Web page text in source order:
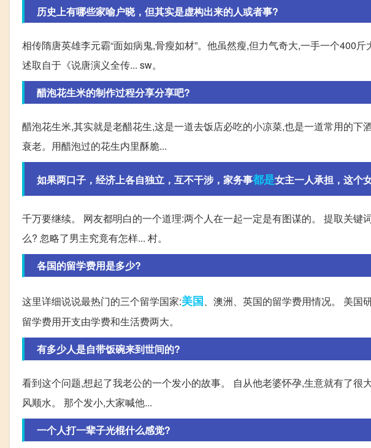
历史上有哪些家喻户晓，但其实是虚构出来的人或者事?
相传隋唐英雄李元霸“面如病鬼,骨瘦如材”。他虽然瘦,但力气奇大,一手一个400
述取自于《说唐演义全传... sw。
醋泡花生米的制作过程分享分享吧?
醋泡花生米,其实就是老醋花生,这是一道去饭店必吃的小凉菜,也是一道常用的
衰老。用醋泡过的花生内里酥脆...
如果两口子，经济上各自独立，互不干涉，家务事都是女主一人承担，这个
千万要继续。 网友都明白的一个道理:两个人在一起一定是有图谋的。 提取关键
么? 忽略了男主究竟有怎样... 村。
各国的留学费用是多少?
这里详细说说最热门的三个留学国家:美国、澳洲、英国的留学费用情况。 美国
留学费用开支由学费和生活费两大。
有多少人是自带饭碗来到世间的?
看到这个问题,想起了我老公的一个发小的故事。 自从他老婆怀孕,生意就有了很
风顺水。 那个发小,大家喊他...
一个人打一辈子光棍什么感觉?